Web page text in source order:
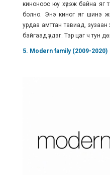
киноноос юу хүсэж байна яг
болно. Энэ киног яг шинэ
урдаа амттан тавиад,
байгаад үздэг. Тэр цаг ч тун
5. Modern family (2009-2020)